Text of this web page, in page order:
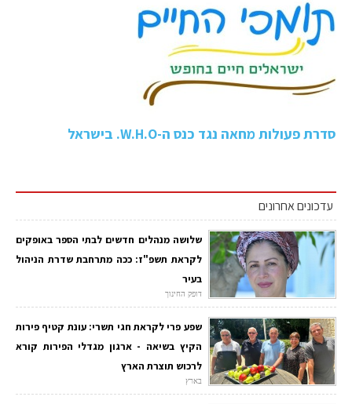
סדרת פעולות מחאה נגד כנס ה-W.H.O. בישראל
עדכונים אחרונים
שלושה מנהלים חדשים לבתי הספר באופקים
לקראת תשפ"ז: ככה מתרחבת שדרת הניהול
בעיר
דופק החינוך
שפע פרי לקראת חגי תשרי: עונת קטיף פירות
הקיץ בשיאה - ארגון מגדלי הפירות קורא
לרכוש תוצרת הארץ
בארץ